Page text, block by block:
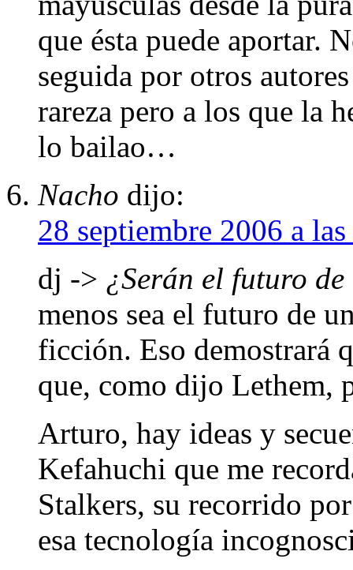
que ésta puede aportar.
seguida por otros
rareza pero a los que la
lo bailao…
Nacho dijo:
28 septiembre 2006 a
dj -> ¿Serán el futuro
menos sea el futuro de
ficción. Eso demostrará
que, como dijo Lethem,
Arturo, hay ideas y
Kefahuchi que me
Stalkers, su recorrido
esa tecnología